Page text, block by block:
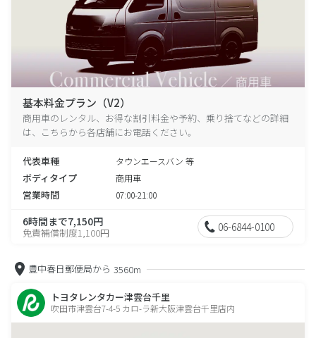
基本料金プラン（V2）
商用車のレンタル、お得な割引料金や予約、乗り捨てなどの詳細
は、こちらから各店舗にお電話ください。
代表車種 タウンエースバン 等
ボディタイプ 商用車
営業時間 07:00-21:00
6時間まで7,150円
免責補償制度1,100円 06-6844-0100
豊中春日郵便局から 3560m
トヨタレンタカー津雲台千里
吹田市津雲台7-4-5 カロ-ラ新大阪津雲台千里店内